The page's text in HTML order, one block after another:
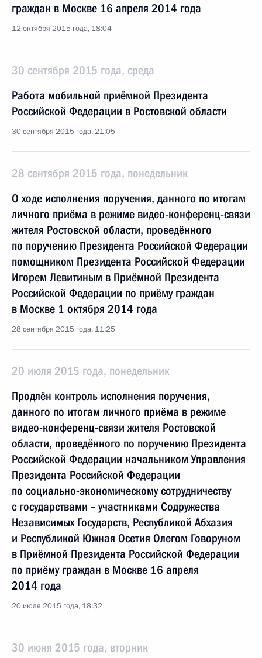
граждан в Москве 16 апреля 2014 года
12 октября 2015 года, 18:04
30 сентября 2015 года, среда
Работа мобильной приёмной Президента
Российской Федерации в Ростовской области
30 сентября 2015 года, 21:05
28 сентября 2015 года, понедельник
О ходе исполнения поручения, данного по итогам
личного приёма в режиме видео-конференц-связи
жителя Ростовской области, проведённого
по поручению Президента Российской Федерации
помощником Президента Российской Федерации
Игорем Левитиным в Приёмной Президента
Российской Федерации по приёму граждан
в Москве 1 октября 2014 года
28 сентября 2015 года, 11:25
20 июля 2015 года, понедельник
Продлён контроль исполнения поручения,
данного по итогам личного приёма в режиме
видео-конференц-связи жителя Ростовской
области, проведённого по поручению Президента
Российской Федерации начальником Управления
Президента Российской Федерации
по социально-экономическому сотрудничеству
с государствами – участниками Содружества
Независимых Государств, Республикой Абхазия
и Республикой Южная Осетия Олегом Говоруном
в Приёмной Президента Российской Федерации
по приёму граждан в Москве 16 апреля
2014 года
20 июля 2015 года, 18:32
30 июня 2015 года, вторник